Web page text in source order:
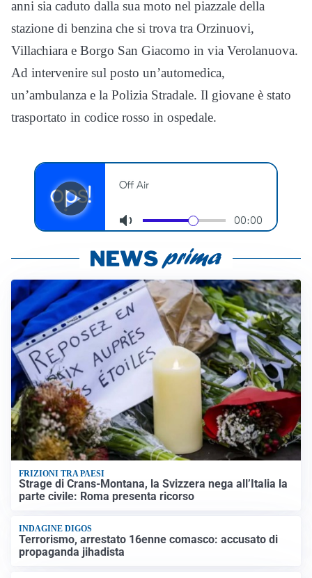
anni sia caduto dalla sua moto nel piazzale della
stazione di benzina che si trova tra Orzinuovi,
Villachiara e Borgo San Giacomo in via Verolanuova.
Ad intervenire sul posto un’automedica,
un’ambulanza e la Polizia Stradale. Il giovane è stato
trasportato in codice rosso in ospedale.
FRIZIONI TRA PAESI
Strage di Crans-Montana, la Svizzera nega all’Italia la
parte civile: Roma presenta ricorso
INDAGINE DIGOS
Terrorismo, arrestato 16enne comasco: accusato di
propaganda jihadista